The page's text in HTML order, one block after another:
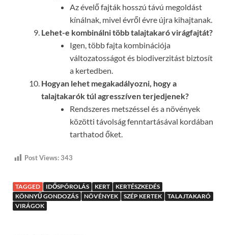
Az évelő fajták hosszú távú megoldást
kínálnak, mivel évről évre újra kihajtanak.
Lehet-e kombinálni több talajtakaró virágfajtát?
Igen, több fajta kombinációja
változatosságot és biodiverzitást biztosít
a kertedben.
Hogyan lehet megakadályozni, hogy a
talajtakarók túl agresszíven terjedjenek?
Rendszeres metszéssel és a növények
közötti távolság fenntartásával kordában
tarthatod őket.
Post Views:343
TAGGED IDŐSPÓROLÁS KERT
KERTÉSZKEDÉS
KÖNNYŰ GONDOZÁS
NÖVÉNYEK SZÉP KERTEK
TALAJTAKARÓ
VIRÁGOK